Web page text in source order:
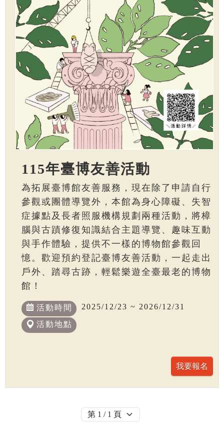
115年臺博友善活動
為拓展臺博館友善服務，現在除了申請自行
參觀或團體導覽外，本館為身心障礙、失智
症據點及長者照服機構規劃兩種活動，將樟
腦與古蹟修復知識結合主題導覽、趣味互動
與手作體驗，提供不一樣的博物館參觀回
憶。歡迎預約登記臺博友善活動，一起走出
戶外、踏尋古跡，輕鬆樂遊全臺最老的博物
館！
活動時間 2025/12/23 ~ 2026/12/31
活動地點